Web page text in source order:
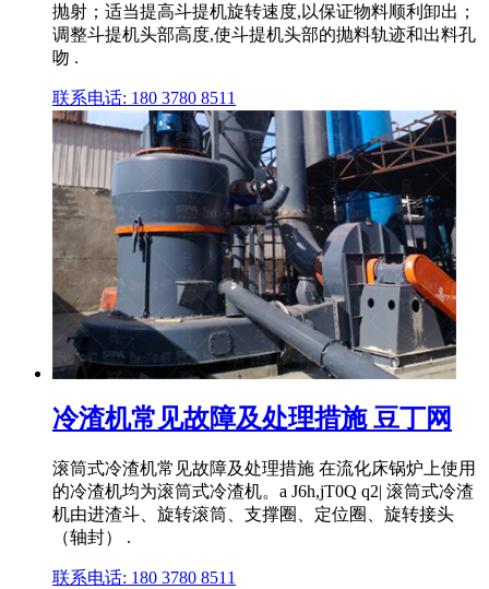
抛射；适当提高斗提机旋转速度,以保证物料顺利卸出；
调整斗提机头部高度,使斗提机头部的抛料轨迹和出料孔
吻 .
联系电话: 180 3780 8511
冷渣机常见故障及处理措施 豆丁网
滚筒式冷渣机常见故障及处理措施 在流化床锅炉上使用
的冷渣机均为滚筒式冷渣机。a J6h,jT0Q q2| 滚筒式冷渣
机由进渣斗、旋转滚筒、支撑圈、定位圈、旋转接头
（轴封） .
联系电话: 180 3780 8511